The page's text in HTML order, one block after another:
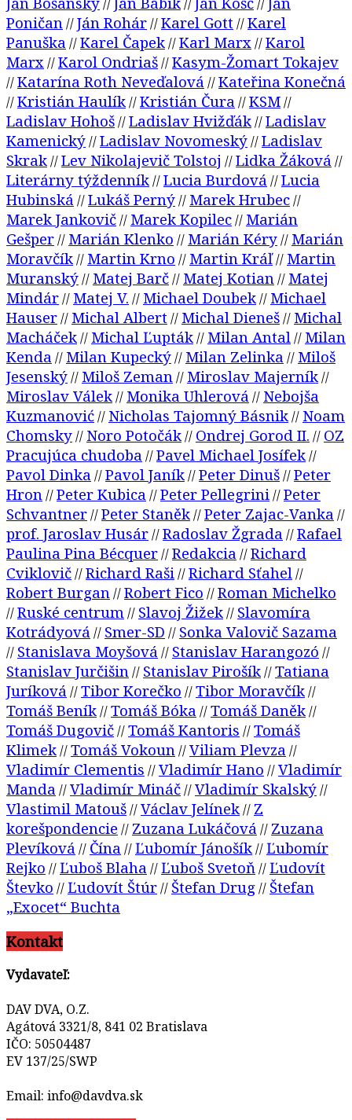
// // //
Poničan//Ján Rohár//Karel Gott//Karel
Panuška //Karel Čapek//Karl Marx//Karol
Marx//Karol Ondriaš//Kasym-Žomart Tokajev
//Katarína Roth Neveďalová //Kateřina Konečná
//Kristián Haulík//Kristián Čura //KSM//
Ladislav Hohoš//Ladislav Hvižďák//Ladislav
Kamenický//Ladislav Novomeský//Ladislav
Skrak//Lev Nikolajevič Tolstoj //Lidka Žáková //
Literárny týždenník//Lucia Burdová //Lucia
Hubinská //Lukáš Perný// Marek Hrubec//
Marek Jankovič// Marek Kopilec// Marián
Gešper// Marián Klenko // Marián Kéry// Marián
Moravčík// Martin Krno // Martin Kráľ// Martin
Muranský// Matej Barč// Matej Kotian// Matej
Mindár// Matej V. // Michael Doubek// Michael
Hauser// Michal Albert// Michal Dieneš// Michal
Macháček// Michal Ľupták// Milan Antal// Milan
Kenda // Milan Kupecký// Milan Zelinka // Miloš
Jesenský// Miloš Zeman// Miroslav Majerník//
Miroslav Válek// Monika Uhlerová // Nebojša
Kuzmanović// Nicholas Tajomný Básnik// Noam
Chomsky// Noro Potočák// Ondrej Gorod II. // OZ
Pracujúca chudoba //Pavel Michael Josífek//
Pavol Dinka //Pavol Janík//Peter Dinuš//Peter
Hron//Peter Kubica //Peter Pellegrini//Peter
Schvantner//Peter Staněk//Peter Zajac-Vanka //
prof. Jaroslav Husár//Radoslav Žgrada //Rafael
Paulina Pina Bécquer//Redakcia //Richard
Cviklovič//Richard Raši//Richard Sťahel//
Robert Burgan//Robert Fico //Roman Michelko
//Ruské centrum// Slavoj Žižek// Slavomíra
Kotrádyová // Smer-SD // Sonka Valovič Sazama
// Stanislava Moyšová // Stanislav Harangozó //
Stanislav Jurčišin// Stanislav Pirošík//Tatiana
Juríková //Tibor Korečko //Tibor Moravčík//
Tomáš Beník//Tomáš Bóka //Tomáš Daněk//
Tomáš Dugovič//Tomáš Kantoris //Tomáš
Klimek//Tomáš Vokoun//Viliam Plevza //
Vladimír Clementis //Vladimír Hano //Vladimír
Manda //Vladimír Mináč//Vladimír Skalský//
Vlastimil Matouš//Václav Jelínek// Z
korešpondencie // Zuzana Lukáčová // Zuzana
Plevíková // Čína //Ľubomír Jánošík//Ľubomír
Rejko //Ľuboš Blaha //Ľuboš Svetoň//Ľudovít
Števko //Ľudovít Štúr// Štefan Drug// Štefan
„Exocet“ Buchta
Kontakt
Vydavateľ:
DAV DVA, O.Z.
Agátová 3321/8, 841 02 Bratislava
IČO: 50504487
EV 137/25/SWP
Email: info@davdva.sk